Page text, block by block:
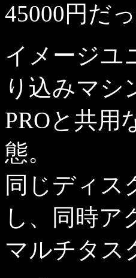
45000円だ
イメージユ
り込みマシ
PROと共用
態。
同じディス
し、同時ア
マルチタス